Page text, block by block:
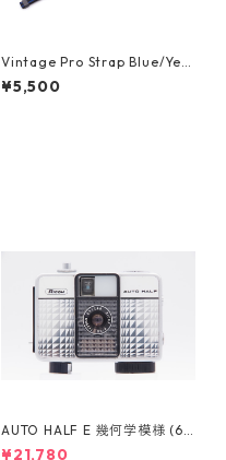
Vintage Pro Strap Blue/Yell
ow Nikon ニコン
¥5,500
AUTO HALF E 幾何学模様 (63
1248) / 25mm F2.8 RICOH リ
¥21,780